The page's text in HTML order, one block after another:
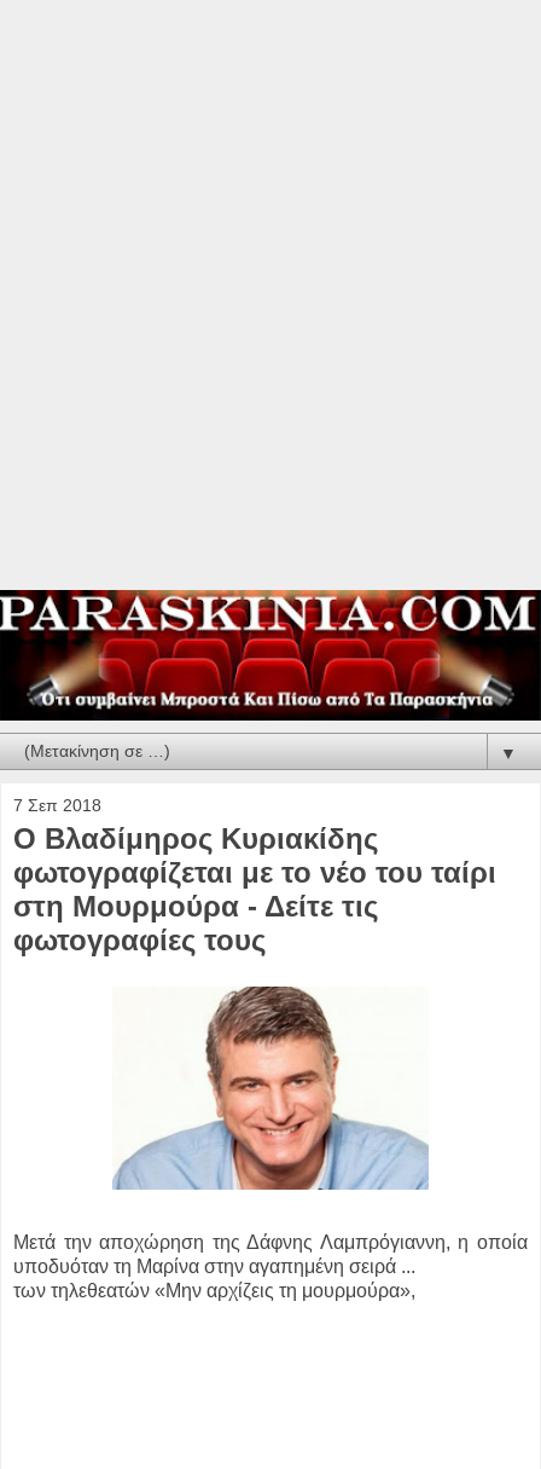
▼
7 Σεπ 2018
Ο Βλαδίμηρος Κυριακίδης
φωτογραφίζεται με το νέο του ταίρι
στη Μουρμούρα - Δείτε τις
φωτογραφίες τους
Μετά την αποχώρηση της Δάφνης Λαμπρόγιαννη, η οποία
υποδυόταν τη Μαρίνα στην αγαπημένη σειρά ...
των τηλεθεατών «Μην αρχίζεις τη μουρμούρα»,